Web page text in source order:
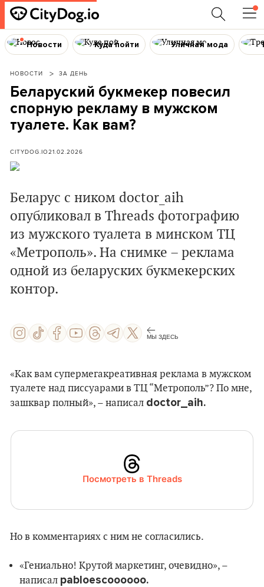
Новости Куда пойти Уличная мода
НОВОСТИ ЗА ДЕНЬ
Беларуский букмекер повесил
спорную рекламу в мужском
туалете. Как вам?
CITYDOG.IO21.02.2026
Беларус с ником doctor_aih
опубликовал в Threads фотографию
из мужского туалета в минском ТЦ
«Метрополь». На снимке – реклама
одной из беларуских букмекерских
контор.
МЫ ЗДЕСЬ
«Как вам супермегакреативная реклама в мужском
туалете над писсуарами в ТЦ “Метрополь”? По мне,
зашквар полный», – написал doctor_aih.
Посмотреть в Threads
Но в комментариях с ним не согласились.
«Гениально! Крутой маркетинг, очевидно», –
написал pabloescoooooo.